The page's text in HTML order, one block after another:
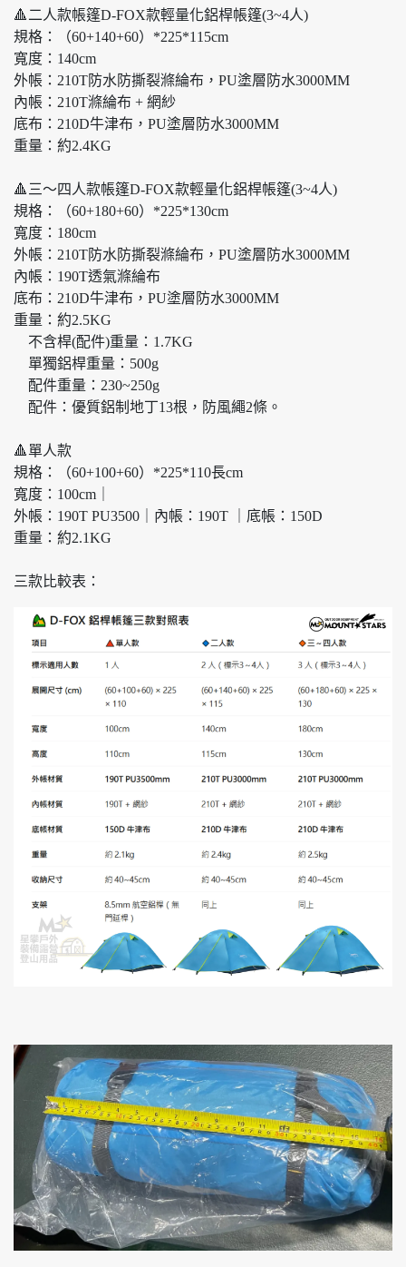
🔺二人款帳篷D-FOX款輕量化鋁桿帳篷(3~4人)
規格：（60+140+60）*225*115cm
寬度：140cm
外帳：210T防水防撕裂滌綸布，PU塗層防水3000MM
內帳：210T滌綸布 + 網紗
底布：210D牛津布，PU塗層防水3000MM
重量：約2.4KG
🔺三～四人款帳篷D-FOX款輕量化鋁桿帳篷(3~4人)
規格：（60+180+60）*225*130cm
寬度：180cm
外帳：210T防水防撕裂滌綸布，PU塗層防水3000MM
內帳：190T透氣滌綸布
底布：210D牛津布，PU塗層防水3000MM
重量：約2.5KG
不含桿(配件)重量：1.7KG
單獨鋁桿重量：500g
配件重量：230~250g
配件：優質鋁制地丁13根，防風繩2條。
🔺單人款
規格：（60+100+60）*225*110長cm
寬度：100cm｜
外帳：190T PU3500｜內帳：190T ｜底帳：150D
重量：約2.1KG
三款比較表：